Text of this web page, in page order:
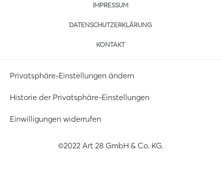
IMPRESSUM
DATENSCHUTZERKLÄRUNG
KONTAKT
Privatsphäre-Einstellungen ändern
Historie der Privatsphäre-Einstellungen
Einwilligungen widerrufen
©2022 Art 28 GmbH & Co. KG.